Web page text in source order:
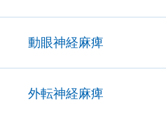
動眼神経麻痺
外転神経麻痺